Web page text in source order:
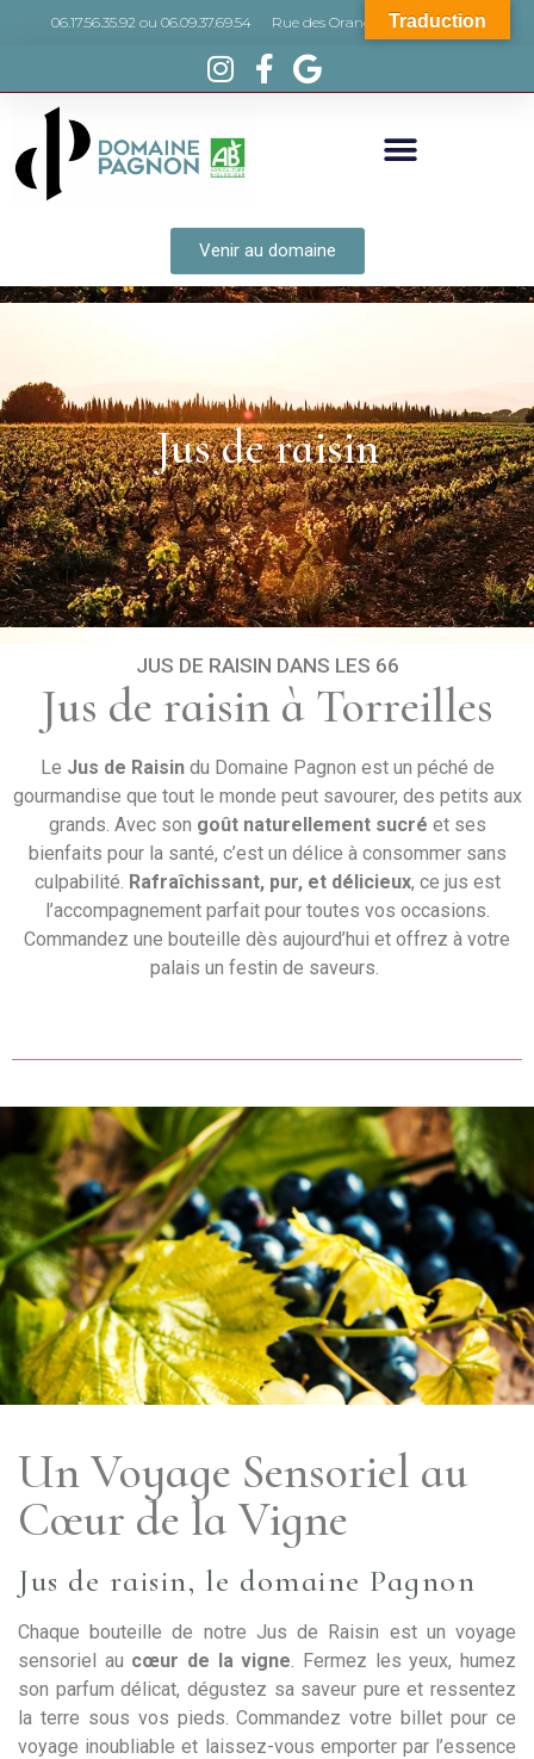
06.17.56.35.92 ou 06.09.37.69.54 Rue des Orangers, 66440 Torreilles
Venir au domaine
Jus de raisin
JUS DE RAISIN DANS LES 66
Jus de raisin à Torreilles
Le Jus de Raisindu Domaine Pagnon est un péché de
gourmandise que tout le monde peut savourer, des petits aux
grands. Avec son goût naturellement sucré et ses
bienfaits pour la santé, c’est un délice à consommer sans
culpabilité. Rafraîchissant, pur, et délicieux, ce jus est
l’accompagnement parfait pour toutes vos occasions.
Commandez une bouteille dès aujourd’hui et offrez à votre
palais un festin de saveurs.
Un Voyage Sensoriel au
Cœur de la Vigne
Jus de raisin, le domaine Pagnon
Chaque bouteille de notre Jus de Raisin est un voyage
sensoriel au cœur de la vigne . Fermez les yeux, humez
son parfum délicat, dégustez sa saveur pure et ressentez
la terre sous vos pieds. Commandez votre billet pour ce
voyage inoubliable et laissez-vous emporter par l’essence
Traduction